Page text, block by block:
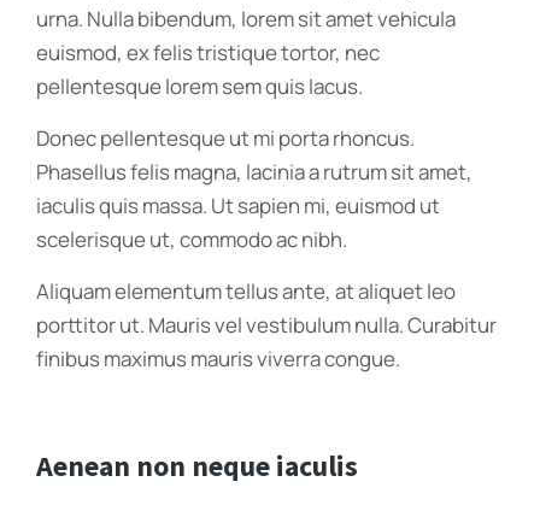
urna. Nulla bibendum, lorem sit amet vehicula
euismod, ex felis tristique tortor, nec
pellentesque lorem sem quis lacus.
Donec pellentesque ut mi porta rhoncus.
Phasellus felis magna, lacinia a rutrum sit amet,
iaculis quis massa. Ut sapien mi, euismod ut
scelerisque ut, commodo ac nibh.
Aliquam elementum tellus ante, at aliquet leo
porttitor ut. Mauris vel vestibulum nulla. Curabitur
finibus maximus mauris viverra congue.
Aenean non neque iaculis